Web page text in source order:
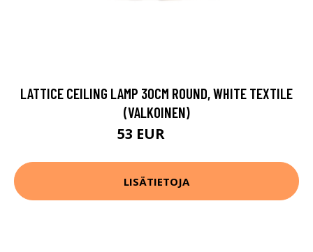
LATTICE CEILING LAMP 30CM ROUND, WHITE TEXTILE
(VALKOINEN)
53 EUR
LISÄTIETOJA